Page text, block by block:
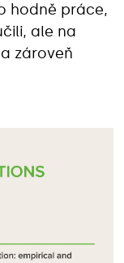
hodně práce,
ale na
zároveň